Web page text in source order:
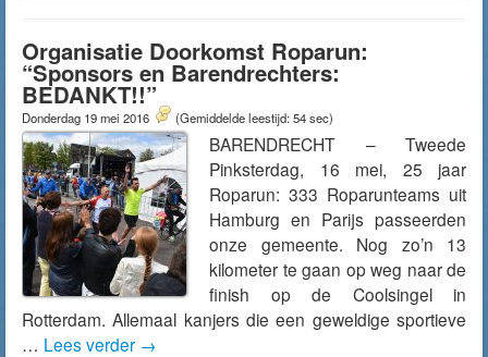
Organisatie Doorkomst Roparun:
“Sponsors en Barendrechters:
BEDANKT!!”
Donderdag 19 mei 2016 (Gemiddelde leestijd: 54 sec)
BARENDRECHT – Tweede
Pinksterdag, 16 mei, 25 jaar
Roparun: 333 Roparunteams uit
Hamburg en Parijs passeerden
onze gemeente. Nog zo’n 13
kilometer te gaan op weg naar de
finish op de Coolsingel in
Rotterdam. Allemaal kanjers die een geweldige sportieve
… Lees verder →